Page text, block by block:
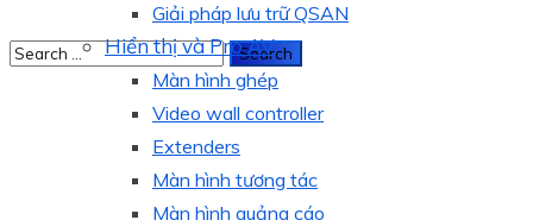
Giải pháp lưu trữ QSAN
Hiển thị và Pro AV
Màn hình ghép
Video wall controller
Extenders
Màn hình tương tác
Màn hình quảng cáo